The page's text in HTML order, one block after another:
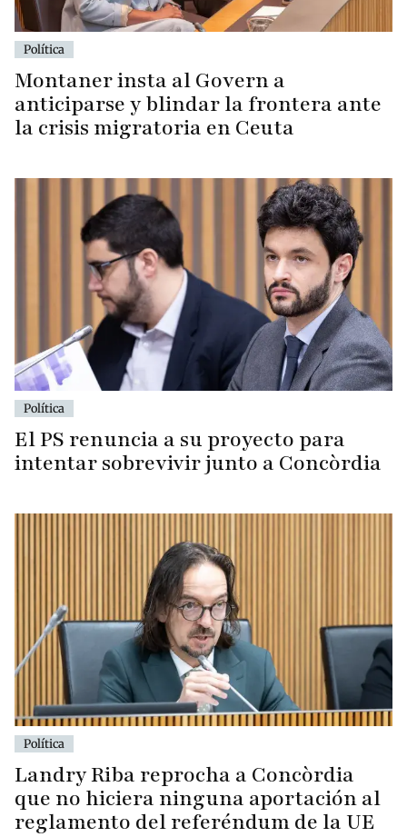
Política
Montaner insta al Govern a
anticiparse y blindar la frontera ante
la crisis migratoria en Ceuta
Política
El PS renuncia a su proyecto para
intentar sobrevivir junto a Concòrdia
Política
Landry Riba reprocha a Concòrdia
que no hiciera ninguna aportación al
reglamento del referéndum de la UE